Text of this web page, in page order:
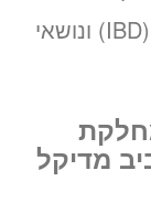
בתחומים כמו מחלות מעי דלקתיות (IBD) ונושאי
מדיקל